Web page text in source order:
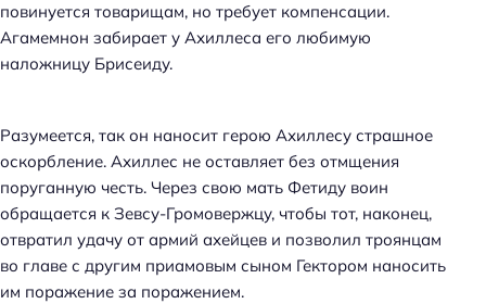
повинуется товарищам, но требует компенсации.
Агамемнон забирает у Ахиллеса его любимую
наложницу Брисеиду.
Разумеется, так он наносит герою Ахиллесу страшное
оскорбление. Ахиллес не оставляет без отмщения
поруганную честь. Через свою мать Фетиду воин
обращается к Зевсу-Громовержцу, чтобы тот, наконец,
отвратил удачу от армий ахейцев и позволил троянцам
во главе с другим приамовым сыном Гектором наносить
им поражение за поражением.